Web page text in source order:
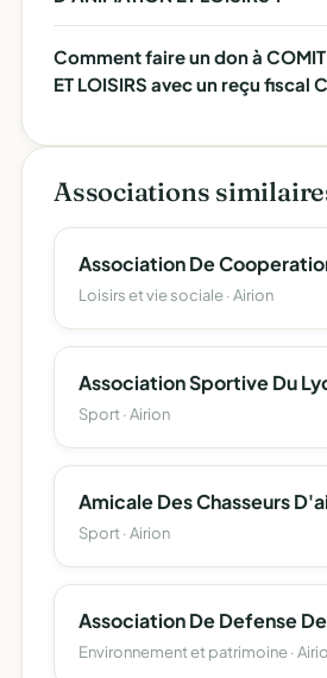
Comment faire un don à
ET LOISIRS avec un reçu fiscal
Associations
Loisirs et vie sociale · Airion
Sport · Airion
Amicale Des Chasseurs
Sport · Airion
Environnement et patrimoine ·